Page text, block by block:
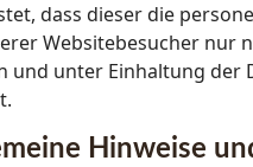
dass dieser die
Websitebesucher nur
und unter Einhaltung der
Hinweise